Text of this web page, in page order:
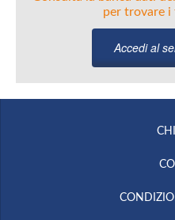
per trovare i
Accedi al